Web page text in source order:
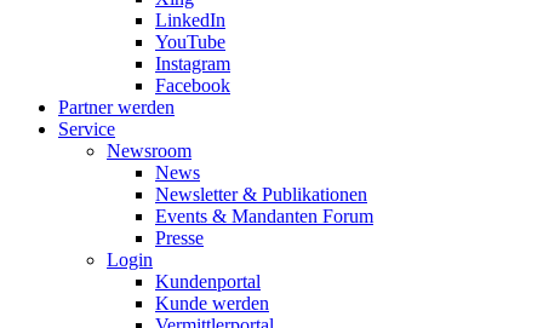
LinkedIn
YouTube
Instagram
Facebook
Partner werden
Service
Newsroom
News
Newsletter & Publikationen
Events & Mandanten Forum
Presse
Login
Kundenportal
Kunde werden